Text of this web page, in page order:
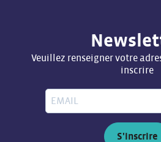
Veuillez renseigner votre
inscrire
S'inscrire